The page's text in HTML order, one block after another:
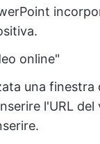
online"
una finestra
l'URL del